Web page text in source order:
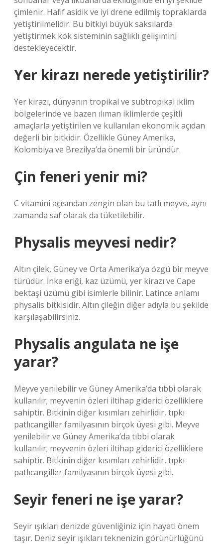
çimlenir. Hafif asidik ve iyi drene edilmiş topraklarda
yetiştirilmelidir. Bu bitkiyi büyük saksılarda
yetiştirmek kök sisteminin sağlıklı gelişimini
destekleyecektir.
Yer kirazı nerede yetiştirilir?
Yer kirazı, dünyanın tropikal ve subtropikal iklim
bölgelerinde ve bazen ılıman iklimlerde çeşitli
amaçlarla yetiştirilen ve kullanılan ekonomik açıdan
değerli bir bitkidir. Özellikle Güney Amerika,
Kolombiya ve Brezilya’da önemli bir üründür.
Çin feneri yenir mi?
C vitamini açısından zengin olan bu tatlı meyve, aynı
zamanda saf olarak da tüketilebilir.
Physalis meyvesi nedir?
Altın çilek, Güney ve Orta Amerika’ya özgü bir meyve
türüdür. İnka eriği, kaz üzümü, yer kirazı ve Cape
bektaşi üzümü gibi isimlerle bilinir. Latince anlamı
physalis bitkisidir. Altın çileğin diğer adıyla bu şekilde
karşılaşabilirsiniz.
Physalis angulata ne işe
yarar?
Meyve yenilebilir ve Güney Amerika’da tıbbi olarak
kullanılır; meyvenin özleri iltihap giderici özelliklere
sahiptir. Bitkinin diğer kısımları zehirlidir, tıpkı
patlıcangiller familyasının birçok üyesi gibi. Meyve
yenilebilir ve Güney Amerika’da tıbbi olarak
kullanılır; meyvenin özleri iltihap giderici özelliklere
sahiptir. Bitkinin diğer kısımları zehirlidir, tıpkı
patlıcangiller familyasının birçok üyesi gibi.
Seyir feneri ne işe yarar?
Seyir ışıkları denizde güvenliğiniz için hayati önem
taşır. Deniz seyir ışıkları teknenizin görünürlüğünü